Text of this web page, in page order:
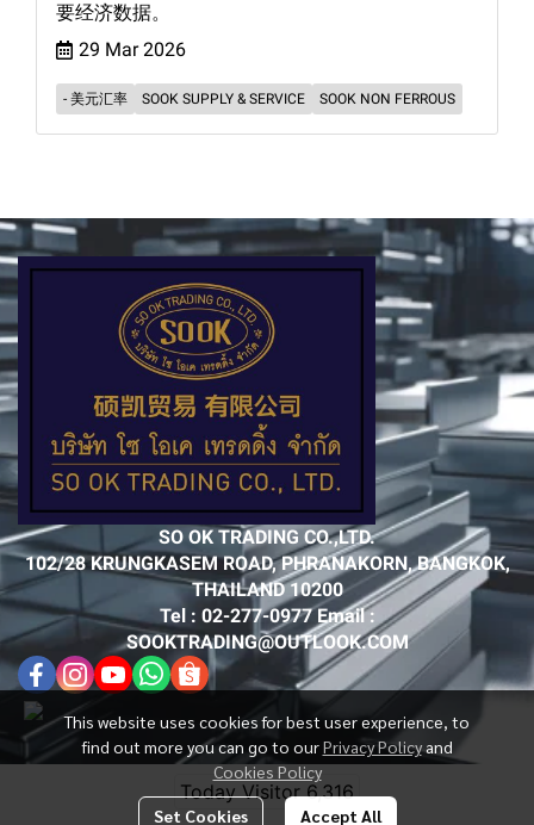
要经济数据。
29 Mar 2026
- 美元汇率 SOOK SUPPLY & SERVICE SOOK NON FERROUS
This website uses cookies for best user experience, to
find out more you can go to ourPrivacy Policyand
Cookies Policy
Set Cookies Accept All
SO OK TRADING CO.,LTD.
102/28 KRUNGKASEM ROAD, PHRANAKORN, BANGKOK,
THAILAND 10200
Tel : 02-277-0977 Email :
SOOKTRADING@OUTLOOK.COM
Today Visitor6,316